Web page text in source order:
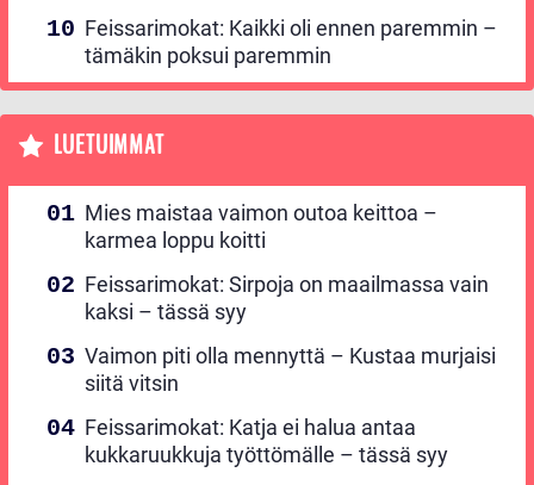
Feissarimokat: Kaikki oli ennen paremmin –
tämäkin poksui paremmin
LUETUIMMAT
Mies maistaa vaimon outoa keittoa –
karmea loppu koitti
Feissarimokat: Sirpoja on maailmassa vain
kaksi – tässä syy
Vaimon piti olla mennyttä – Kustaa murjaisi
siitä vitsin
Feissarimokat: Katja ei halua antaa
kukkaruukkuja työttömälle – tässä syy